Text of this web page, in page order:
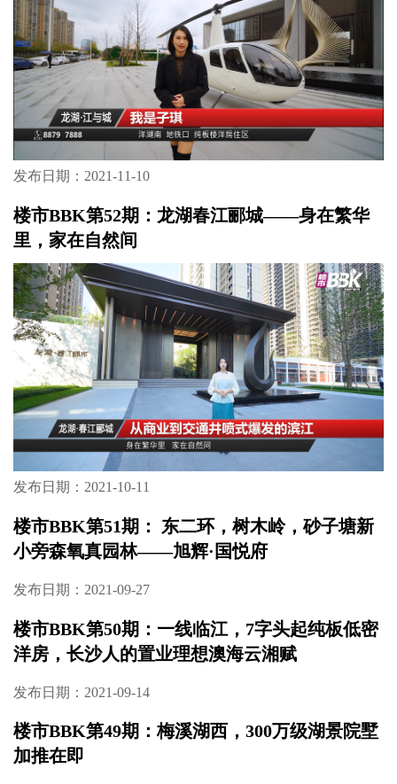
楼市BBK第54期：地铁上盖，名校环伺，梅溪
湖一期76席绝版大平层
发布日期：2021-11-10
楼市BBK第53期：龙湖江与城——都在等的洋
湖南网红洋房，即将开盘！
发布日期：2021-11-10
楼市BBK第52期：龙湖春江郦城——身在繁华
里，家在自然间
发布日期：2021-10-11
楼市BBK第51期： 东二环，树木岭，砂子塘新
小旁森氧真园林——旭辉·国悦府